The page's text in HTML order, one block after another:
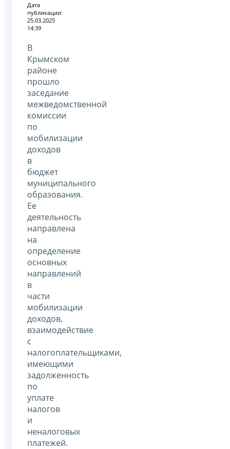
Дата
публикации:
25.03.2025
14:39
В
Крымском
районе
прошло
заседание
межведомственной
комиссии
по
мобилизации
доходов
в
бюджет
муниципального
образования.
Ее
деятельность
направлена
на
определение
основных
направлений
в
части
мобилизации
доходов,
взаимодействие
с
налогоплательщиками,
имеющими
задолженность
по
уплате
налогов
и
неналоговых
платежей.